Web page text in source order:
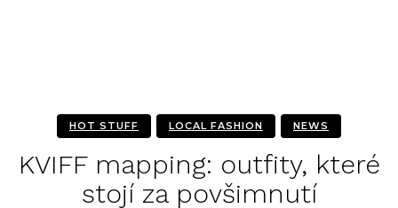
HOT STUFF LOCAL FASHION NEWS
KVIFF mapping: outfity, které
stojí za povšimnutí